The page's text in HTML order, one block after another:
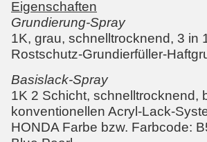
Eigenschaften
Grundierung-Spray
1K, grau, schnelltrocknend, 3 in
Rostschutz-Grundierfüller-
Basislack-Spray
1K 2 Schicht, schnelltrocknend,
konventionellen Acryl-Lack-
HONDA Farbe bzw. Farbcode: